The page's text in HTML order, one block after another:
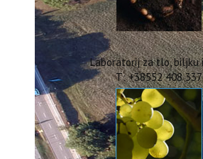
Izbor u znanstvena zvanja
Dokumenti
Statut
Strategija
CIP
Pravo na pristup informacijama
Zaštita osobnih podataka
Godišnji izvještaj
Javna nabava
Natječaji za radna mjesta
Laboratorij za tlo, biljku
T: +38552 408 337